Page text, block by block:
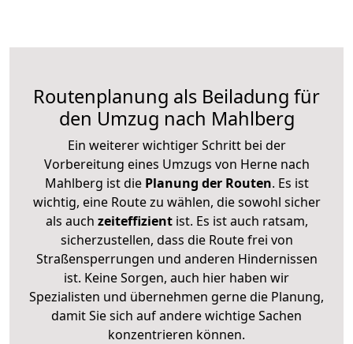
Routenplanung als Beiladung für
den Umzug nach Mahlberg
Ein weiterer wichtiger Schritt bei der
Vorbereitung eines Umzugs von Herne nach
Mahlberg ist diePlanung der Routen. Es ist
wichtig, eine Route zu wählen, die sowohl sicher
als auch zeiteffizientist. Es ist auch ratsam,
sicherzustellen, dass die Route frei von
Straßensperrungen und anderen Hindernissen
ist. Keine Sorgen, auch hier haben wir
Spezialisten und übernehmen gerne die Planung,
damit Sie sich auf andere wichtige Sachen
konzentrieren können.